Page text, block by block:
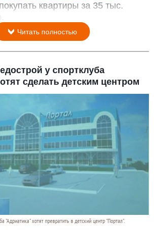
квартиры за 35 тыс.
Читать полностью
у спортклуба
сделать детским центром
"Адриатика" хотят превратить в детский центр "Портал".